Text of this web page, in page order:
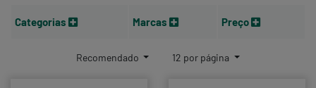
Categorias Marcas Preço
Recomendado 12 por página